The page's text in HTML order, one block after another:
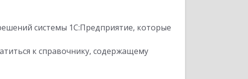
системы 1С:Предприятие, которые
к справочнику, содержащему